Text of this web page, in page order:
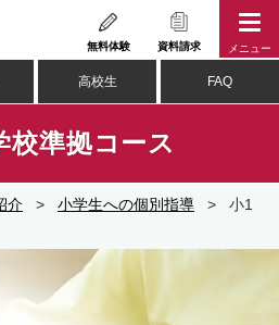
無料体験 資料請求 メニュー
高校生 FAQ
校準拠コース
介 > 小学生への個別指導 >
小1